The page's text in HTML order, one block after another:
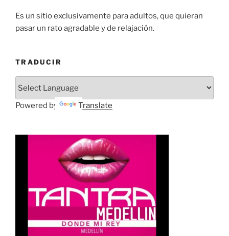
Es un sitio exclusivamente para adultos, que quieran
pasar un rato agradable y de relajación.
TRADUCIR
Powered by Translate